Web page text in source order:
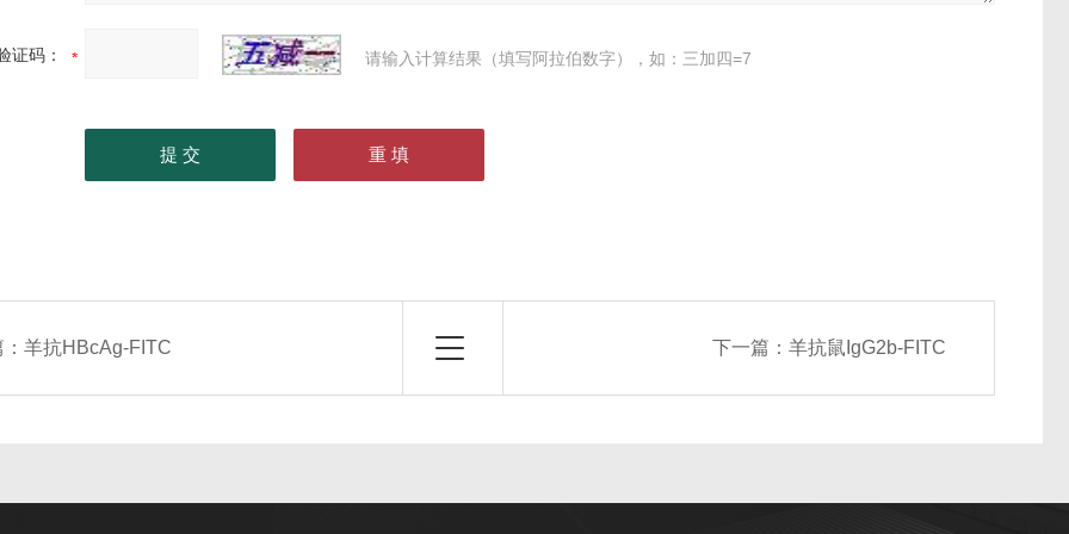
证码： 请输入计算结果（填写阿拉伯数字），如：三加四=7
：羊抗HBcAg-FITC 下一篇： 羊抗鼠IgG2b-FITC